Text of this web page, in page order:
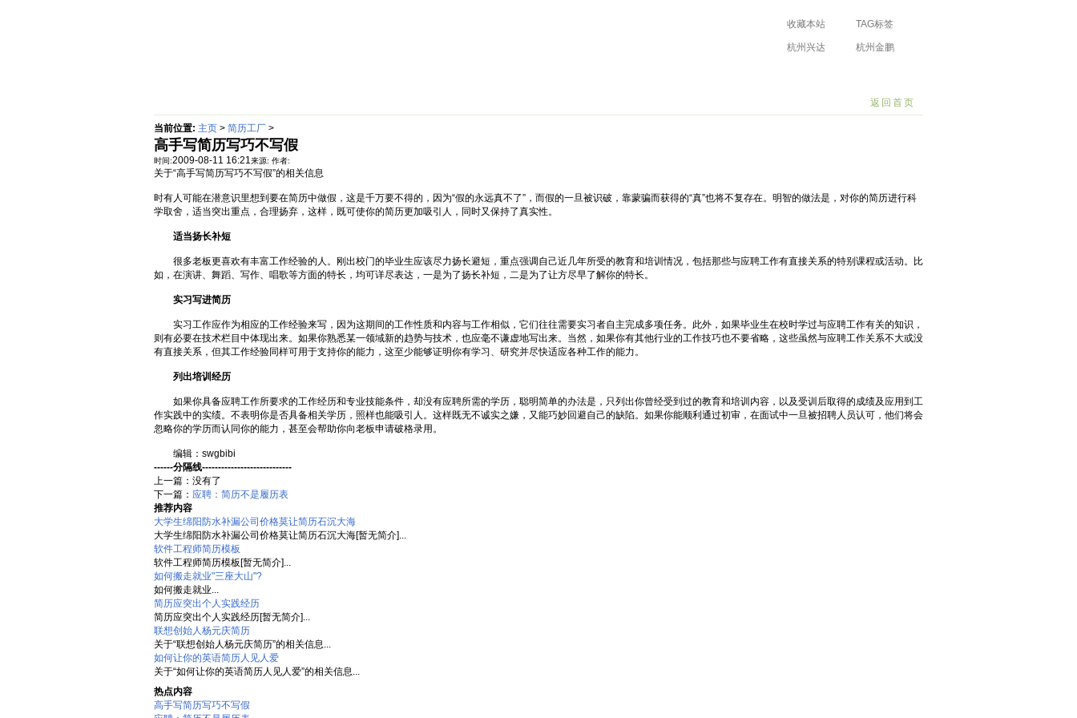
收藏本站 TAG标签
杭州兴达
杭州金鹏
返回首页
当前位置: 主页 > 简历工厂 >
高手写简历写巧不写假
时间:2009-08-11 16:21来源: 作者:
关于“高手写简历写巧不写假”的相关信息
时有人可能在潜意识里想到要在简历中做假，这是千万要不得的，因为“假的永远真不了”，而假的一旦被识破，靠蒙骗而获得的“真”也将不复存在。明智的做法是，对你的简历进行科
学取舍，适当突出重点，合理扬弃，这样，既可使你的简历更加吸引人，同时又保持了真实性。
适当扬长补短
很多老板更喜欢有丰富工作经验的人。刚出校门的毕业生应该尽力扬长避短，重点强调自己近几年所受的教育和培训情况，包括那些与应聘工作有直接关系的特别课程或活动。比
如，在演讲、舞蹈、写作、唱歌等方面的特长，均可详尽表达，一是为了扬长补短，二是为了让方尽早了解你的特长。
实习写进简历
实习工作应作为相应的工作经验来写，因为这期间的工作性质和内容与工作相似，它们往往需要实习者自主完成多项任务。此外，如果毕业生在校时学过与应聘工作有关的知识，
则有必要在技术栏目中体现出来。如果你熟悉某一领域新的趋势与技术，也应毫不谦虚地写出来。当然，如果你有其他行业的工作技巧也不要省略，这些虽然与应聘工作关系不大或没
有直接关系，但其工作经验同样可用于支持你的能力，这至少能够证明你有学习、研究并尽快适应各种工作的能力。
列出培训经历
如果你具备应聘工作所要求的工作经历和专业技能条件，却没有应聘所需的学历，聪明简单的办法是，只列出你曾经受到过的教育和培训内容，以及受训后取得的成绩及应用到工
作实践中的实绩。不表明你是否具备相关学历，照样也能吸引人。这样既无不诚实之嫌，又能巧妙回避自己的缺陷。如果你能顺利通过初审，在面试中一旦被招聘人员认可，他们将会
忽略你的学历而认同你的能力，甚至会帮助你向老板申请破格录用。
编辑：swgbibi
------分隔线----------------------------
上一篇：没有了
下一篇： 应聘：简历不是履历表
推荐内容
大学生绵阳防水补漏公司价格莫让简历石沉大海
大学生绵阳防水补漏公司价格莫让简历石沉大海[暂无简介]...
软件工程师简历模板
软件工程师简历模板[暂无简介]...
如何搬走就业"三座大山"?
如何搬走就业...
简历应突出个人实践经历
简历应突出个人实践经历[暂无简介]...
联想创始人杨元庆简历
关于“联想创始人杨元庆简历”的相关信息...
如何让你的英语简历人见人爱
关于“如何让你的英语简历人见人爱”的相关信息...
热点内容
高手写简历写巧不写假